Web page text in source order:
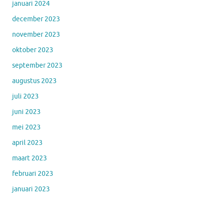
januari 2024
december 2023
november 2023
oktober 2023
september 2023
augustus 2023
juli 2023
juni 2023
mei 2023
april 2023
maart 2023
februari 2023
januari 2023